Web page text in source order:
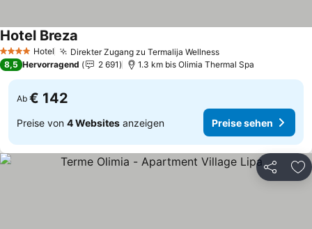
4 Sterne Hotel Direkter Zugang zu Termalija WellnessPreise sehen
Hotel Breza
8,5 Hervorragend 2 691 1.3 km bis Olimia Thermal Spa
Ab € 142
Preise von 4 Websites anzeigen Preise sehen
Teilen